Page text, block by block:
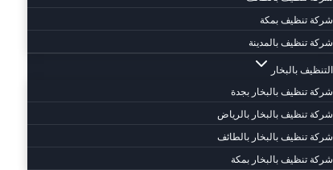
شركة تنظيف بمكة
شركة تنظيف بالمدينة
التنظيف بالبخار
شركة تنظيف بالبخار بجدة
شركة تنظيف بالبخار بالرياض
شركة تنظيف بالبخار بالطائف
شركة تنظيف بالبخار بمكة